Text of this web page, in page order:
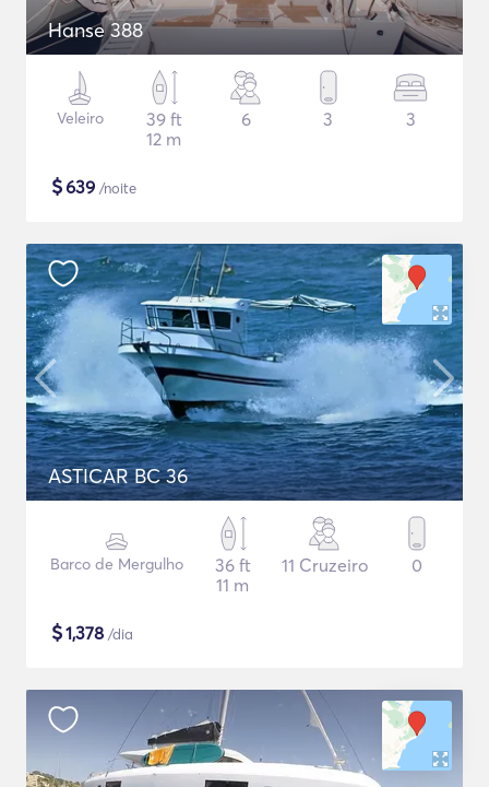
Hanse 388
Veleiro
39 ft
12 m
6 3 3
$639 /noite
ASTICAR BC 36
Barco de Mergulho
36 ft
11 m
11 Cruzeiro 0
$1,378 /dia